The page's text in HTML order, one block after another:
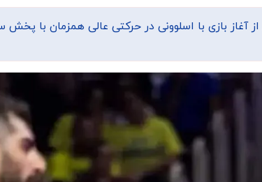
از آغاز بازی با اسلوونی در حرکتی عالی همزمان با